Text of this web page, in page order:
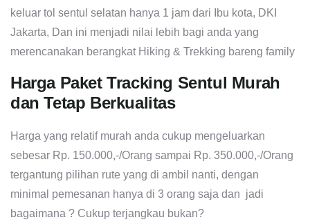
keluar tol sentul selatan hanya 1 jam dari Ibu kota, DKI
Jakarta, Dan ini menjadi nilai lebih bagi anda yang
merencanakan berangkat Hiking & Trekking bareng family
Harga Paket Tracking Sentul Murah
dan Tetap Berkualitas
Harga yang relatif murah anda cukup mengeluarkan
sebesar Rp. 150.000,-/Orang sampai Rp. 350.000,-/Orang
tergantung pilihan rute yang di ambil nanti, dengan
minimal pemesanan hanya di 3 orang saja dan jadi
bagaimana ? Cukup terjangkau bukan?